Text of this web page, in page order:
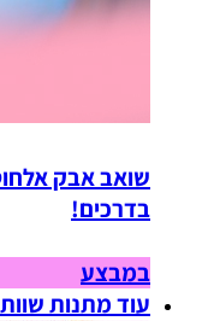
שואב אבק
בדרכים!
במבצע
עוד מתנות